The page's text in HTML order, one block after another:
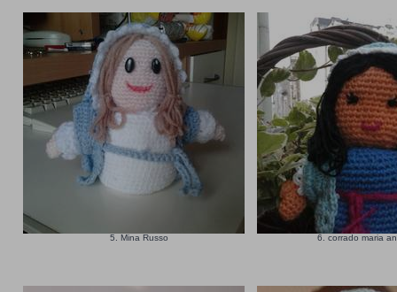
5. Mina Russo 6. corrado maria